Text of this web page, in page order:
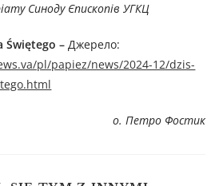
Синоду Єпископів УГКЦ
Świętego –Джерелo:
pl/papiez/news/2024-12/dzis-
о. Петро Фостик